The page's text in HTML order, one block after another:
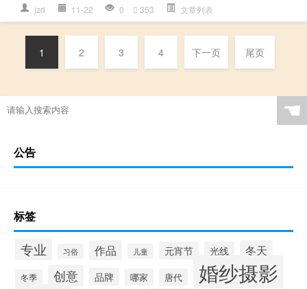
jzd 11-22 0 353 文章列表
1 2 3 4 下一页 尾页
☚
公告
标签
专业 习俗 作品 儿童 元宵节 光线 冬天
冬季 创意 品牌 哪家 唐代 婚纱摄影